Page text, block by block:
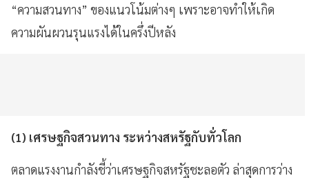
“ความสวนทาง” ของแนวโน้มต่างๆ เพราะอาจทำให้เกิด
ความผันผวนรุนแรงได้ในครึ่งปีหลัง
(1) เศรษฐกิจสวนทาง ระหว่างสหรัฐกับทั่วโลก
ตลาดแรงงานกำลังชี้ว่าเศรษฐกิจสหรัฐชะลอตัว ล่าสุดการว่าง